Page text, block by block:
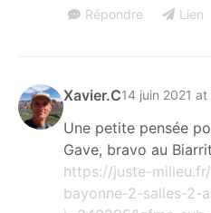
Répondre Lien
Xavier.C14 juin 2021 at
Une petite pensée
Gave, bravo au
https://juste-
bayonne-2-salles-2-